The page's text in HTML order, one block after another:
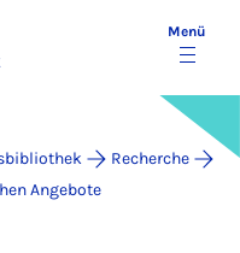
Menü
Recherche
Angebote